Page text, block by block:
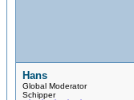
Hans
Global Moderator
Schipper